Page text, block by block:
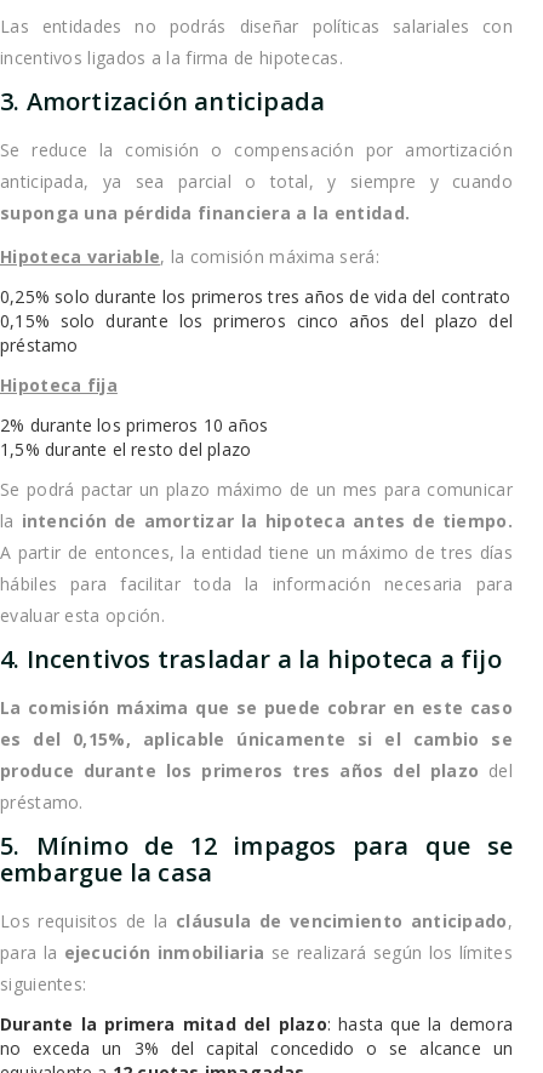
Las entidades no podrás diseñar políticas salariales con
incentivos ligados a la firma de hipotecas.
3. Amortización anticipada
Se reduce la comisión o compensación por amortización
anticipada, ya sea parcial o total, y siempre y cuando
suponga una pérdida financiera a la entidad.
Hipoteca variable, la comisión máxima será:
0,25% solo durante los primeros tres años de vida del contrato
0,15% solo durante los primeros cinco años del plazo del
préstamo
Hipoteca fija
2% durante los primeros 10 años
1,5% durante el resto del plazo
Se podrá pactar un plazo máximo de un mes para comunicar
la intención de amortizar la hipoteca antes de tiempo.
A partir de entonces, la entidad tiene un máximo de tres días
hábiles para facilitar toda la información necesaria para
evaluar esta opción.
4. Incentivos trasladar a la hipoteca a fijo
La comisión máxima que se puede cobrar en este caso
es del 0,15%, aplicable únicamente si el cambio se
produce durante los primeros tres años del plazo del
préstamo.
5. Mínimo de 12 impagos para que se
embargue la casa
Los requisitos de la cláusula de vencimiento anticipado,
para la ejecución inmobiliaria se realizará según los límites
siguientes:
Durante la primera mitad del plazo: hasta que la demora
no exceda un 3% del capital concedido o se alcance un